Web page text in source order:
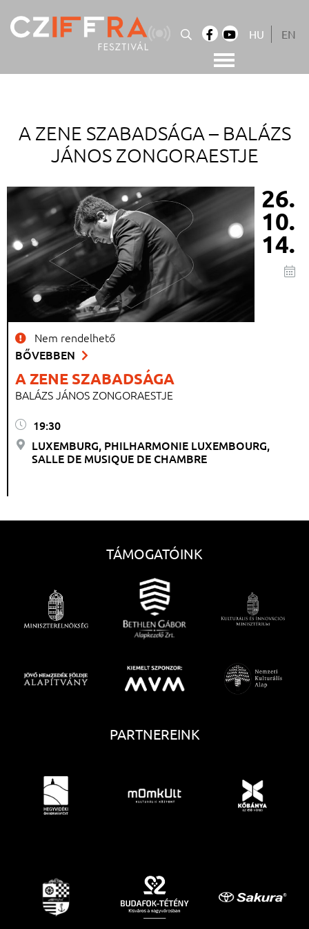
content
HU EN
A ZENE SZABADSÁGA – BALÁZS
JÁNOS ZONGORAESTJE
26.
10.
14.
A ZENE SZABADSÁGA
BALÁZS JÁNOS ZONGORAESTJE
19:30
LUXEMBURG, PHILHARMONIE LUXEMBOURG,
SALLE DE MUSIQUE DE CHAMBRE
Nem rendelhető
BŐVEBBEN
TÁMOGATÓINK
PARTNEREINK